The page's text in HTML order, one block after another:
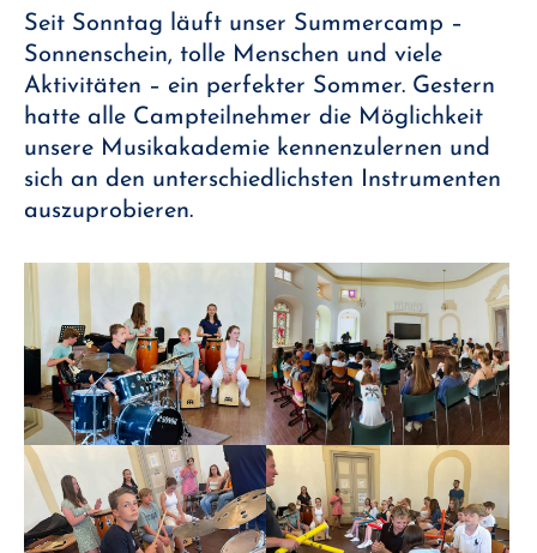
Seit Sonntag läuft unser Summercamp –
Sonnenschein, tolle Menschen und viele
Aktivitäten – ein perfekter Sommer. Gestern
hatte alle Campteilnehmer die Möglichkeit
unsere Musikakademie kennenzulernen und
sich an den unterschiedlichsten Instrumenten
auszuprobieren.